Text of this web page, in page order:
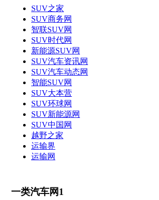
SUV之家
SUV商务网
智联SUV网
SUV时代网
新能源SUV网
SUV汽车资讯网
SUV汽车动态网
智能SUV网
SUV大本营
SUV环球网
SUV新能源网
SUV中国网
越野之家
运输界
运输网
一类汽车网1